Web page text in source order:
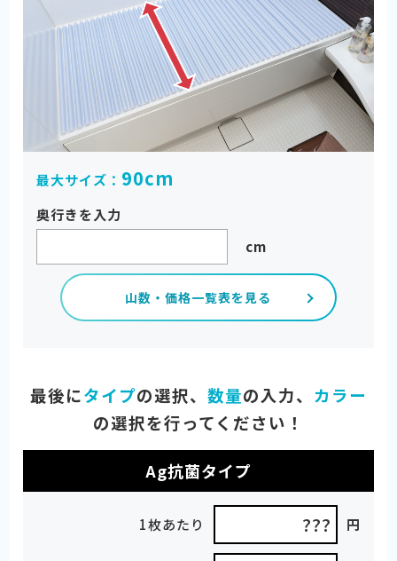
最大サイズ： 90cm
奥行きを入力
cm
山数・価格一覧表を見る
最後にタイプの選択、 数量の入力、 カラー
の選択を行ってください！
Ag抗菌タイプ
1枚あたり ??? 円